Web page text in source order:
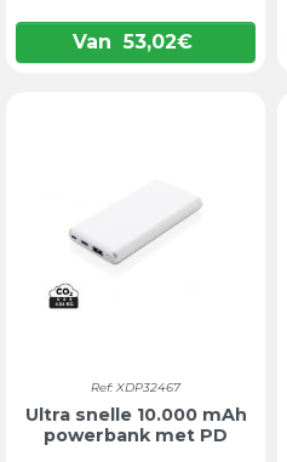
Van 53,02€
Ref: XDP32467
Ultra snelle 10.000 mAh
powerbank met PD